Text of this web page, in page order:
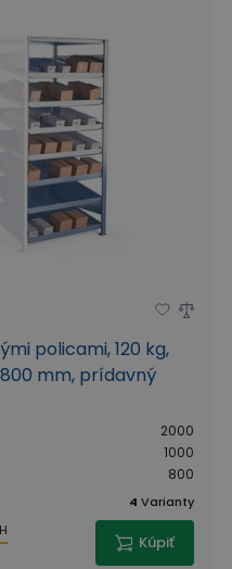
policami, 120 kg,
800 mm, prídavný
2000
1000
800
4 Varianty
Kúpiť